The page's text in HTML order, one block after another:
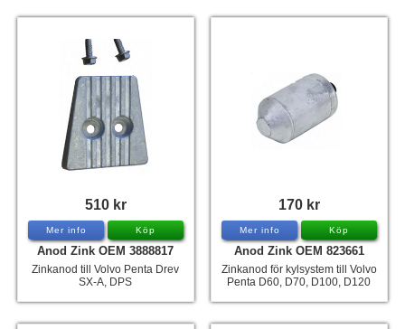
510 kr
Mer info Köp
Anod Zink OEM 3888817
Zinkanod till Volvo Penta Drev
SX-A, DPS
170 kr
Mer info Köp
Anod Zink OEM 823661
Zinkanod för kylsystem till Volvo
Penta D60, D70, D100, D120